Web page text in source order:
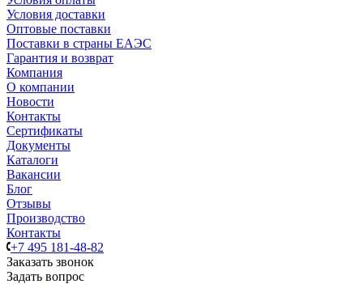
Условия доставки
Оптовые поставки
Поставки в страны ЕАЭС
Гарантия и возврат
Компания
О компании
Новости
Контакты
Сертификаты
Документы
Каталоги
Вакансии
Блог
Отзывы
Производство
Контакты
+7 495 181-48-82
Заказать звонок
Задать вопрос